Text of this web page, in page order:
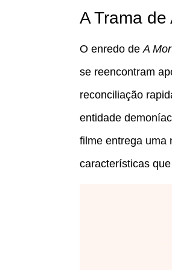
A Trama
O enredo deA
se reencontram
reconciliação
entidade
filme entrega uma
características